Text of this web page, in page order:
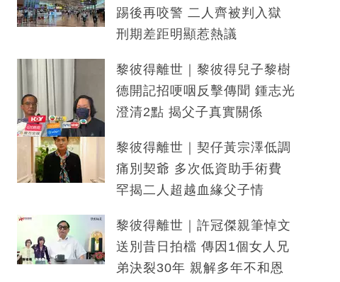
踢後再咬警 二人齊被判入獄
刑期差距明顯惹熱議
黎彼得離世｜黎彼得兒子黎樹
德開記招哽咽反擊傳聞 鍾志光
澄清2點 揭父子真實關係
黎彼得離世｜契仔黃宗澤低調
痛別契爺 多次低資助手術費
罕揭二人超越血緣父子情
黎彼得離世｜許冠傑親筆悼文
送別昔日拍檔 傳因1個女人兄
弟決裂30年 親解多年不和恩